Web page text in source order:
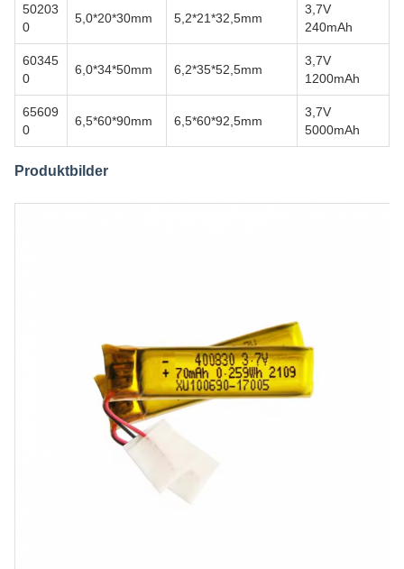
50203
0
5,0*20*30mm 5,2*21*32,5mm
3,7V
240mAh
60345
0
6,0*34*50mm 6,2*35*52,5mm
3,7V
1200mAh
65609
0
6,5*60*90mm 6,5*60*92,5mm
3,7V
5000mAh
Produktbilder